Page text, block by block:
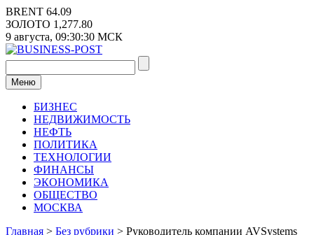
Перейти
к
содержимому
BRENT 64.09
ЗОЛОТО 1,277.80
9 августа, 09:30:30 МСК
Меню
БИЗНЕС
НЕДВИЖИМОСТЬ
НЕФТЬ
ПОЛИТИКА
ТЕХНОЛОГИИ
ФИНАНСЫ
ЭКОНОМИКА
ОБЩЕСТВО
МОСКВА
Главная > Без рубрики > Руководитель компании AVSystems